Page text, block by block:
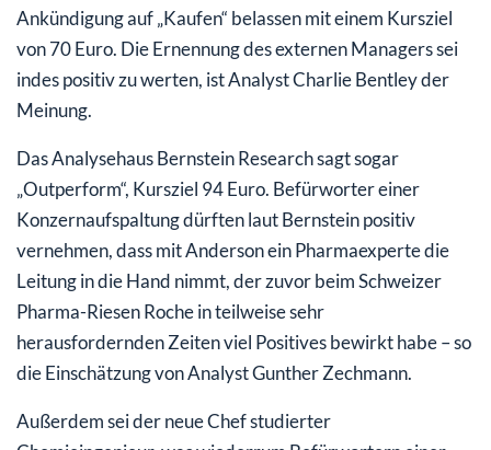
Ankündigung auf „Kaufen“ belassen mit einem Kursziel
von 70 Euro. Die Ernennung des externen Managers sei
indes positiv zu werten, ist Analyst Charlie Bentley der
Meinung.
Das Analysehaus Bernstein Research sagt sogar
„Outperform“, Kursziel 94 Euro. Befürworter einer
Konzernaufspaltung dürften laut Bernstein positiv
vernehmen, dass mit Anderson ein Pharmaexperte die
Leitung in die Hand nimmt, der zuvor beim Schweizer
Pharma-Riesen Roche in teilweise sehr
herausfordernden Zeiten viel Positives bewirkt habe – so
die Einschätzung von Analyst Gunther Zechmann.
Außerdem sei der neue Chef studierter